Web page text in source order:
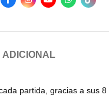
ADICIONAL
partida, gracias a sus